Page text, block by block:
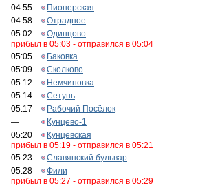
04:55
Пионерская
04:58
Отрадное
05:02
Одинцово
прибыл в 05:03 - отправился в 05:04
05:05
Баковка
05:09
Сколково
05:12
Немчиновка
05:14
Сетунь
05:17
Рабочий Посёлок
—
Кунцево-1
05:20
Кунцевская
прибыл в 05:19 - отправился в 05:21
05:23
Славянский бульвар
05:28
Фили
прибыл в 05:27 - отправился в 05:29